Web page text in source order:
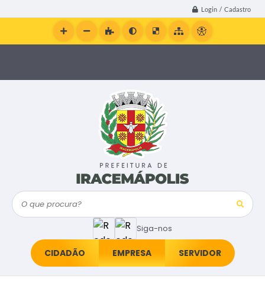
Login / Cadastro
Siga-nos
O que procura?
CIDADÃO EMPRESA SERVIDOR